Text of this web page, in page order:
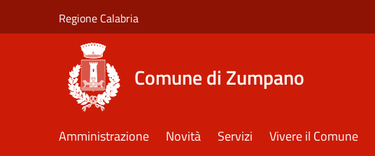
Regione Calabria
Comune di Zumpano
Amministrazione Novità Servizi Vivere il Comune